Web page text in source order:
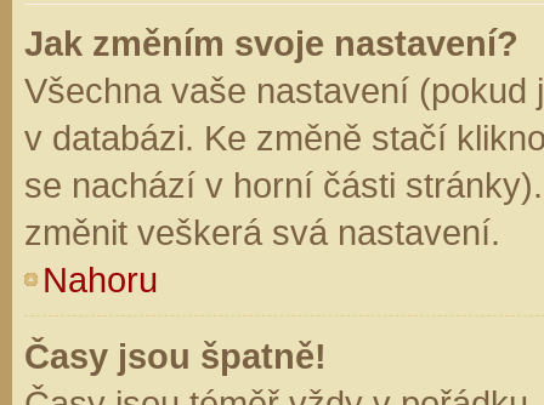
Jak změním svoje nastavení?
Všechna vaše nastavení (pokud
v databázi. Ke změně stačí
se nachází v horní části
změnit veškerá svá nastavení.
Nahoru
Časy jsou špatně!